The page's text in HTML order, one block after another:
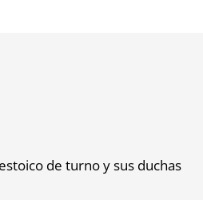
de turno y sus duchas